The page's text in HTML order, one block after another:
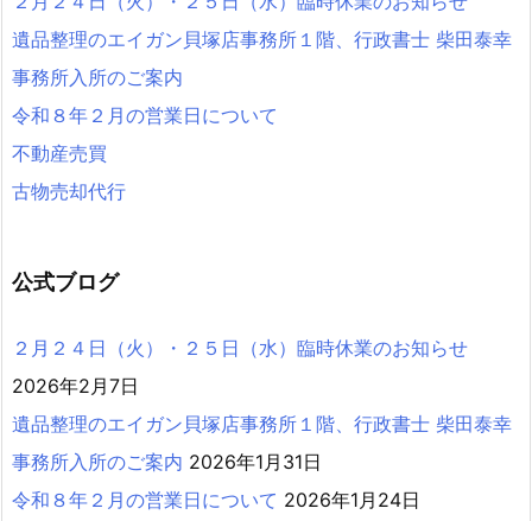
遺品整理のエイガン貝塚店事務所１階、行政書士 柴田泰幸
事務所入所のご案内
令和８年２月の営業日について
不動産売買
古物売却代行
公式ブログ
２月２４日（火）・２５日（水）臨時休業のお知らせ
2026年2月7日
遺品整理のエイガン貝塚店事務所１階、行政書士 柴田泰幸
事務所入所のご案内 2026年1月31日
令和８年２月の営業日について 2026年1月24日